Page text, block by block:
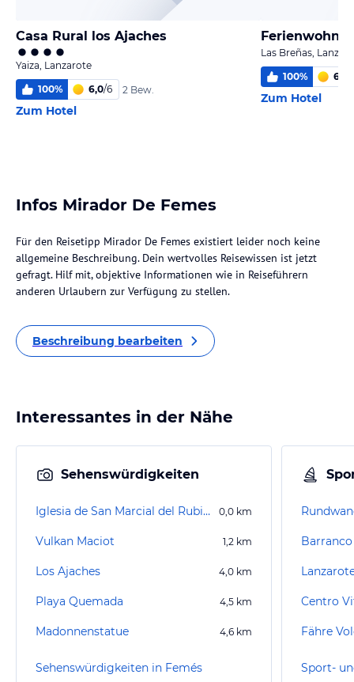
Casa Rural los Ajaches
Yaiza, Lanzarote
100% 6,0/6 2 Bew.
Zum Hotel
Las Breñas,
100% 6,0
Zum Hotel
Infos Mirador De Femes
Für den Reisetipp Mirador De Femes existiert leider noch keine
allgemeine Beschreibung. Dein wertvolles Reisewissen ist jetzt
gefragt. Hilf mit, objektive Informationen wie in Reiseführern
anderen Urlaubern zur Verfügung zu stellen.
Beschreibung bearbeiten
Interessantes in der Nähe
Sehenswürdigkeiten
Iglesia de San Marcial del Rubicón 0,0 km
Vulkan Maciot 1,2 km
Los Ajaches 4,0 km
Playa Quemada 4,5 km
Madonnenstatue 4,6 km
Sehenswürdigkeiten in Femés
Centro
Fähre
Sport-